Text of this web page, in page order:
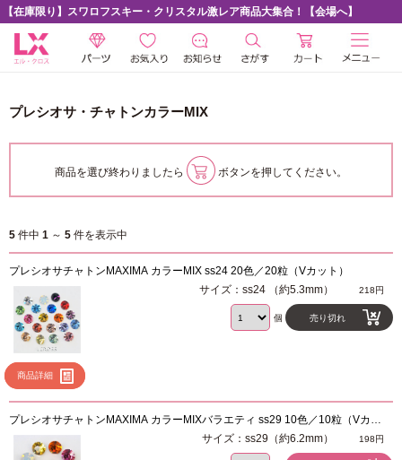
【在庫限り】スワロフスキー・クリスタル激レア商品大集合！【会場へ】
プレシオサ・チャトンカラーMIX
商品を選び終わりましたら ボタンを押してください。
5 件中 1 ～ 5 件を表示中
プレシオサチャトンMAXIMA カラーMIX ss24 20色／20粒（Vカット）
商品詳細
サイズ：ss24 （約5.3mm） 218円
個 売り切れ
プレシオサチャトンMAXIMA カラーMIXバラエティ ss29 10色／10粒（Vカッ
ト）
サイズ：ss29（約6.2mm） 198円